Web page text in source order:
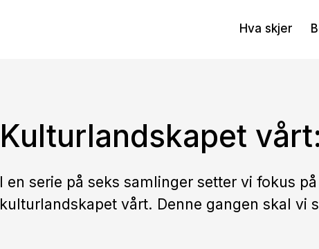
Hva skjer
Kulturlandskapet
I en serie på seks samlinger setter vi fokus
kulturlandskapet vårt. Denne gangen skal vi